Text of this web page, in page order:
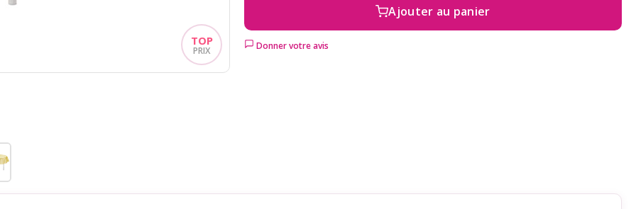
Ajouter au panier
Donner votre avis